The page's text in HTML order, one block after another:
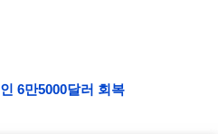
6만5000달러 회복